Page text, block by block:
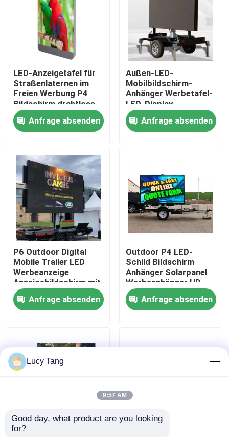
Produkte
Videos
VR-Show
Über uns
Werksbesichtigung
Kontakt mit uns
Bitte um ein Angebot
LED-Anzeigetafel für
Straßenlaternen im
Freien Werbung P4
Bildschirm drahtlose
zentrale Verwaltung
ZeichenAnfrage absenden
Außen-LED-
Mobilbildschirm-
Anhänger Werbetafel-
LED-Display-
Bildschirm-LED-
Bildschirm-Anhänger
Anfrage absenden
P6 Outdoor Digital
Mobile Trailer LED
Werbeanzeige
Anzeigebildschirm mit
SDK-Funktion für
Einzelhändler und
OEM-Agenturen
Anfrage absenden
Outdoor P4 LED-
Schild Bildschirm
Anhänger Solarpanel
Werbeanhänger HD
LED-Anzeige
Anfrage absenden
Outdoor-Werbung
Lucy Tang
9:57 AM
Good day, what product are you looking
for?